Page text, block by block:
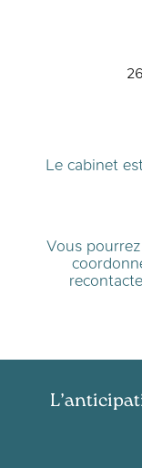
Le cabinet
Vous